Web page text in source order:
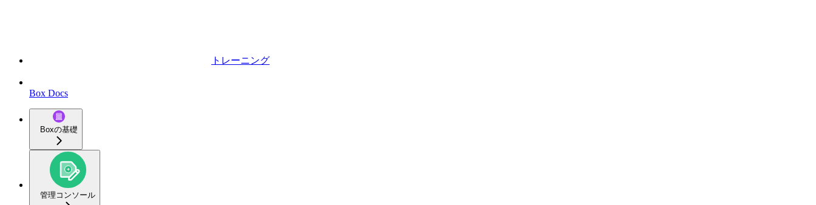
トレーニング
Box Docs
Boxの基礎
管理コンソール